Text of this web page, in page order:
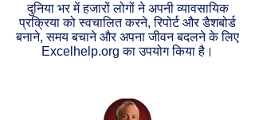
दुनिया भर में हजारों लोगों ने अपनी व्यावसायिक
प्रक्रिया को स्वचालित करने, रिपोर्ट और डैशबोर्ड
बनाने, समय बचाने और अपना जीवन बदलने के लिए
Excelhelp.org का उपयोग किया है।